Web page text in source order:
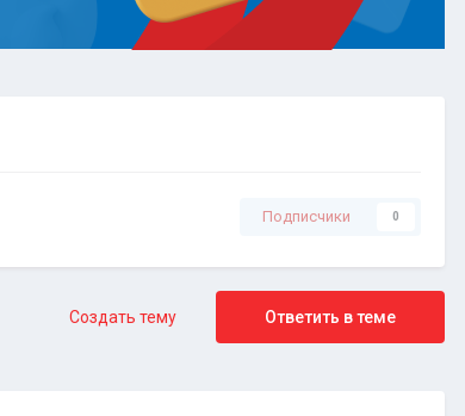
Подписчики 0
Ответить в теме
Создать тему